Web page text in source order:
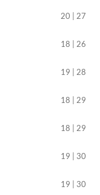
20 | 27
18 | 26
19 | 28
18 | 29
18 | 29
19 | 30
19 | 30